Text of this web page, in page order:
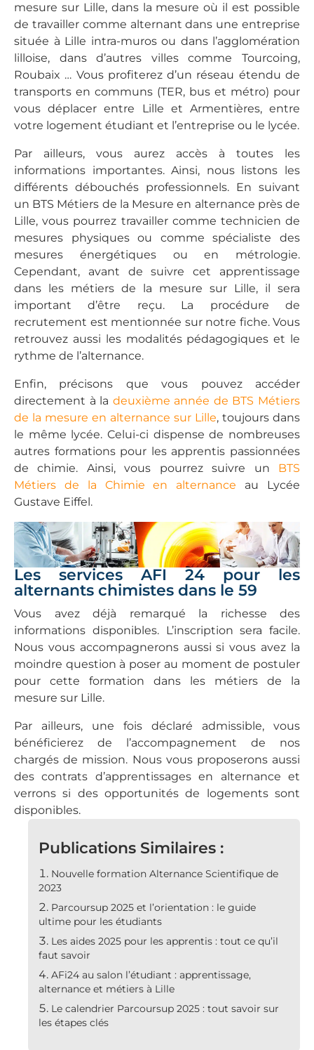
mesure sur Lille, dans la mesure où il est possible
de travailler comme alternant dans une entreprise
située à Lille intra-muros ou dans l’agglomération
lilloise, dans d’autres villes comme Tourcoing,
Roubaix … Vous profiterez d’un réseau étendu de
transports en communs (TER, bus et métro) pour
vous déplacer entre Lille et Armentières, entre
votre logement étudiant et l’entreprise ou le lycée.
Par ailleurs, vous aurez accès à toutes les
informations importantes. Ainsi, nous listons les
différents débouchés professionnels. En suivant
un BTS Métiers de la Mesure en alternance près de
Lille, vous pourrez travailler comme technicien de
mesures physiques ou comme spécialiste des
mesures énergétiques ou en métrologie.
Cependant, avant de suivre cet apprentissage
dans les métiers de la mesure sur Lille, il sera
important d’être reçu. La procédure de
recrutement est mentionnée sur notre fiche. Vous
retrouvez aussi les modalités pédagogiques et le
rythme de l’alternance.
Enfin, précisons que vous pouvez accéder
directement à la deuxième année de BTS Métiers
de la mesure en alternance sur Lille, toujours dans
le même lycée. Celui-ci dispense de nombreuses
autres formations pour les apprentis passionnées
de chimie. Ainsi, vous pourrez suivre un BTS
Métiers de la Chimie en alternance au Lycée
Gustave Eiffel.
Les services AFI 24 pour les
alternants chimistes dans le 59
Vous avez déjà remarqué la richesse des
informations disponibles. L’inscription sera facile.
Nous vous accompagnerons aussi si vous avez la
moindre question à poser au moment de postuler
pour cette formation dans les métiers de la
mesure sur Lille.
Par ailleurs, une fois déclaré admissible, vous
bénéficierez de l’accompagnement de nos
chargés de mission. Nous vous proposerons aussi
des contrats d’apprentissages en alternance et
verrons si des opportunités de logements sont
disponibles.
Publications Similaires :
Nouvelle formation Alternance Scientifique de
2023
Parcoursup 2025 et l’orientation : le guide
ultime pour les étudiants
Les aides 2025 pour les apprentis : tout ce qu’il
faut savoir
AFi24 au salon l’étudiant : apprentissage,
alternance et métiers à Lille
Le calendrier Parcoursup 2025 : tout savoir sur
les étapes clés